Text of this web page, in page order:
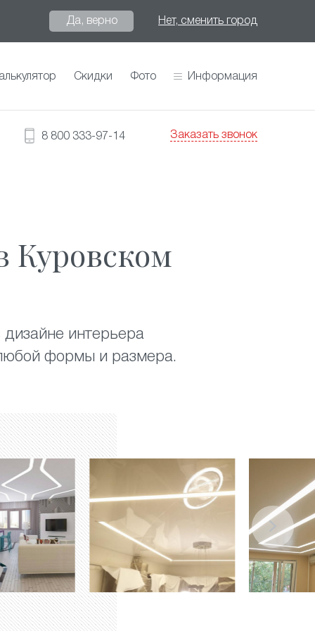
Да, верно Нет, сменить город
Скидки Фото Информация
8 800 333-97-14 Заказать звонок
Куровском
интерьера
формы и размера.